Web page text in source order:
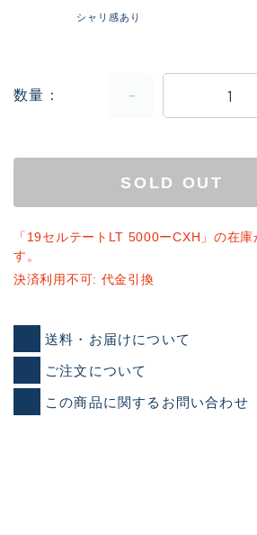
シャリ感あり
数量
SOLD OUT
「19セルテートLT 5000ーCXH」の在
す。
決済利用不可: 代金引換
送料・お届けについて
ご注文について
この商品に関するお問い合わせ